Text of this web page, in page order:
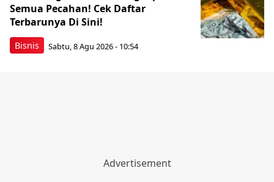
Bisnis
Semua Pecahan! Cek Daftar
Terbarunya Di Sini!
Sabtu, 8 Agu 2026 - 10:54